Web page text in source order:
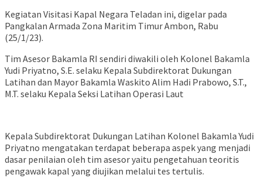
Kegiatan Visitasi Kapal Negara Teladan ini, digelar pada
Pangkalan Armada Zona Maritim Timur Ambon, Rabu
(25/1/23).
Tim Asesor Bakamla RI sendiri diwakili oleh Kolonel Bakamla
Yudi Priyatno, S.E. selaku Kepala Subdirektorat Dukungan
Latihan dan Mayor Bakamla Waskito Alim Hadi Prabowo, S.T.,
M.T. selaku Kepala Seksi Latihan Operasi Laut
Kepala Subdirektorat Dukungan Latihan Kolonel Bakamla Yudi
Priyatno mengatakan terdapat beberapa aspek yang menjadi
dasar penilaian oleh tim asesor yaitu pengetahuan teoritis
pengawak kapal yang diujikan melalui tes tertulis.